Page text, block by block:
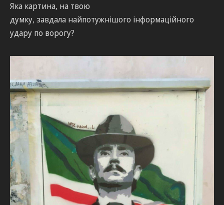
Яка картина, на твою
думку, завдала найпотужнішого інформаційного
удару по ворогу?